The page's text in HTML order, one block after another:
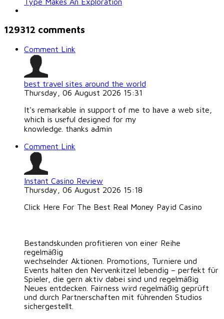
129312 comments
Comment Link
best travel sites around the world
Thursday, 06 August 2026 15:31
It's remarkable in sᥙpport of me to һave a web site,
whicһ is uѕеful designed for my
knowledgе. thanks aԀmin
Comment Link
Instant Casino Review
Thursday, 06 August 2026 15:18
Click Here For The Best Real Money Payid Casino
Bestandskunden profitieren von einer Reihe
regelmäßig
wechselnder Aktionen. Promotions, Turniere und
Events halten den Nervenkitzel lebendig – perfekt für
Spieler, die gern aktiv dabei sind und regelmäßig
Neues entdecken. Fairness wird regelmäßig geprüft
und durch Partnerschaften mit führenden Studios
sichergestellt.